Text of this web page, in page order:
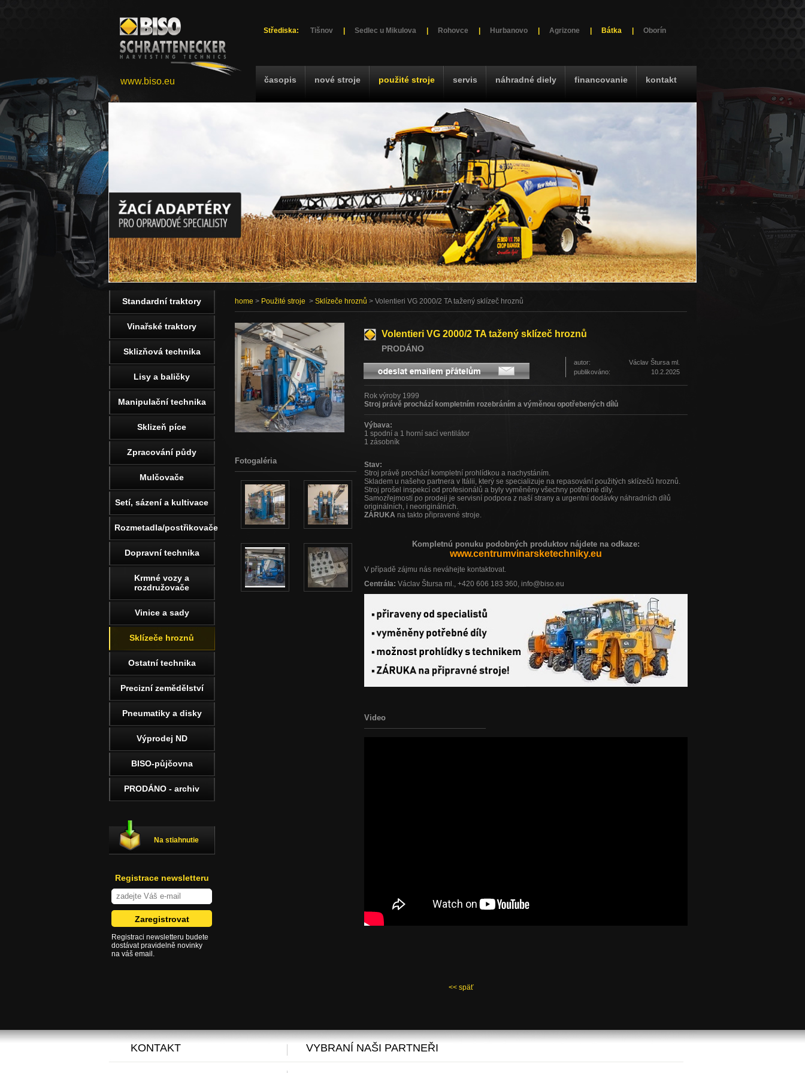
Střediska: Tišnov Sedlec u Mikulova Rohovce Hurbanovo Agrizone Bátka Oborín
časopis nové stroje použité stroje servis náhradné diely financovanie kontakt
www.biso.eu
home > Použité stroje > Sklízeče hroznů > Volentieri VG 2000/2 TA tažený sklízeč hroznů
Volentieri VG 2000/2 TA tažený sklízeč hroznů
PRODÁNO
autor:
Václav Štursa ml.
publikováno:
10.2.2025
Rok výroby 1999
Stroj právě prochází kompletním rozebráním a výměnou opotřebených dílů
Výbava:
1 spodní a 1 horní sací ventilátor
1 zásobník
Stav:
Stroj právě prochází kompletní prohlídkou a nachystáním.
Skladem u našeho partnera v Itálii, který se specializuje na repasování použitých sklízečů hroznů.
Stroj prošel inspekcí od profesionálů a byly vyměněny všechny potřebné díly.
Samozřejmostí po prodeji je servisní podpora z naší strany a urgentní dodávky náhradních dílů
originálních, i neoriginálních.
ZÁRUKA na takto připravené stroje.
Kompletnú ponuku podobných produktov nájdete na odkaze:
www.centrumvinarsketechniky.eu
V případě zájmu nás neváhejte kontaktovat.
Centrála: Václav Štursa ml., +420 606 183 360, info@biso.eu
Video
Fotogaléria
<< späť
Standardní traktory
Vinařské traktory
Sklizňová technika
Lisy a baličky
Manipulační technika
Sklizeň píce
Zpracování půdy
Mulčovače
Setí, sázení a kultivace
Rozmetadla/postřikovače
Dopravní technika
Krmné vozy a
rozdružovače
Vinice a sady
Sklízeče hroznů
Ostatní technika
Precizní zemědělství
Pneumatiky a disky
Výprodej ND
BISO-půjčovna
PRODÁNO - archiv
Na stiahnutie
Registrace newsletteru
Registraci newsletteru budete
dostávat pravidelně novinky
na váš email.
KONTAKT VYBRANÍ NAŠI PARTNEŘI